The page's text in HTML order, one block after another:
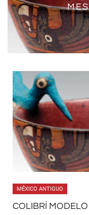
MÉXICO ANTIGUO
COLIBRÍ